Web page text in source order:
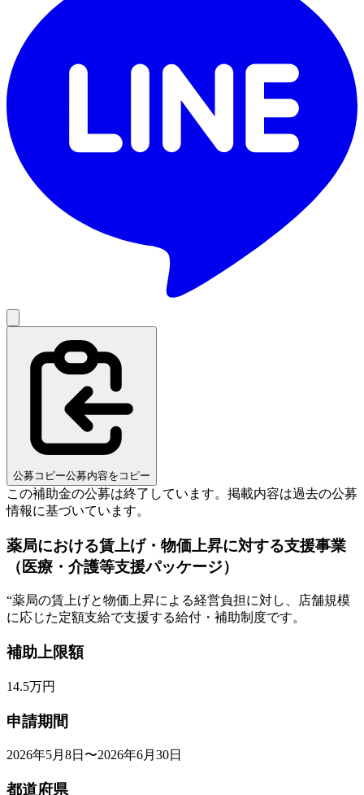
公募コピー公募内容をコピー
この補助金の公募は終了しています。 掲載内容は過去の公募
情報に基づいています。
薬局における賃上げ・物価上昇に対する支援事業
（医療・介護等支援パッケージ）
“薬局の賃上げと物価上昇による経営負担に対し、店舗規模
に応じた定額支給で支援する給付・補助制度です。
補助上限額
14.5万円
申請期間
2026年5月8日〜2026年6月30日
都道府県